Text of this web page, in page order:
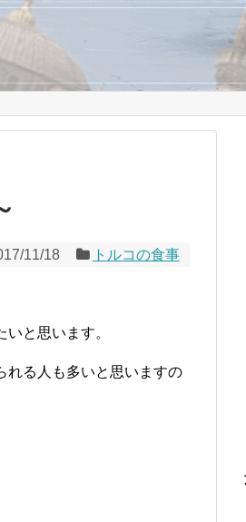
11/18 トルコの食事
と思います。
れる人も多いと思いますの